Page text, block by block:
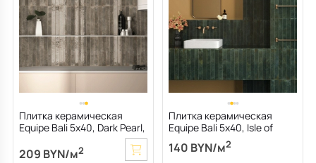
Плитка керамическая
Equipe Bali 5х40, Dark Pearl,
209 BYN/м2
Плитка керамическая
Equipe Bali 5х40, Isle of
Pines, 8,3 мм
140 BYN/м2